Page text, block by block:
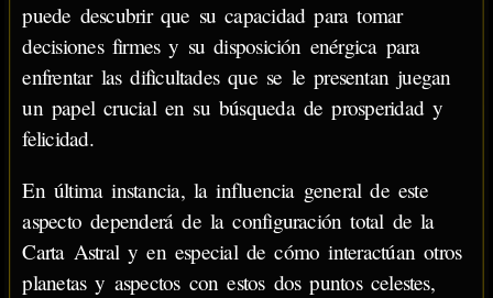
puede descubrir que su capacidad para tomar
decisiones firmes y su disposición enérgica para
enfrentar las dificultades que se le presentan juegan
un papel crucial en su búsqueda de prosperidad y
felicidad.
En última instancia, la influencia general de este
aspecto dependerá de la configuración total de la
Carta Astral y en especial de cómo interactúan otros
planetas y aspectos con estos dos puntos celestes,